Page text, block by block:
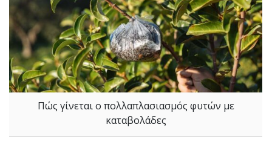
Πώς γίνεται ο πολλαπλασιασμός φυτών με
καταβολάδες